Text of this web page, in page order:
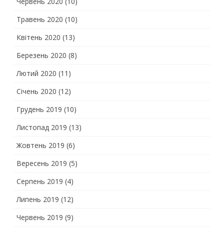
Травень 2020 (10)
Квітень 2020 (13)
Березень 2020 (8)
Лютий 2020 (11)
Січень 2020 (12)
Грудень 2019 (10)
Листопад 2019 (13)
Жовтень 2019 (6)
Вересень 2019 (5)
Серпень 2019 (4)
Липень 2019 (12)
Червень 2019 (9)